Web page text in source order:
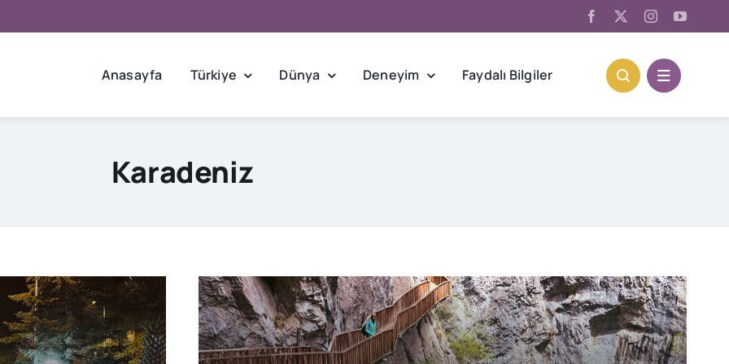
Anasayfa
Türkiye Dünya Deneyim Faydalı Bilgiler
Karadeniz